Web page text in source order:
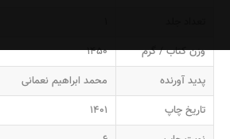
وزن کتاب / گرم
1450
پدید آورنده
محمد ابراهیم نعمانی
تاریخ چاپ
1401